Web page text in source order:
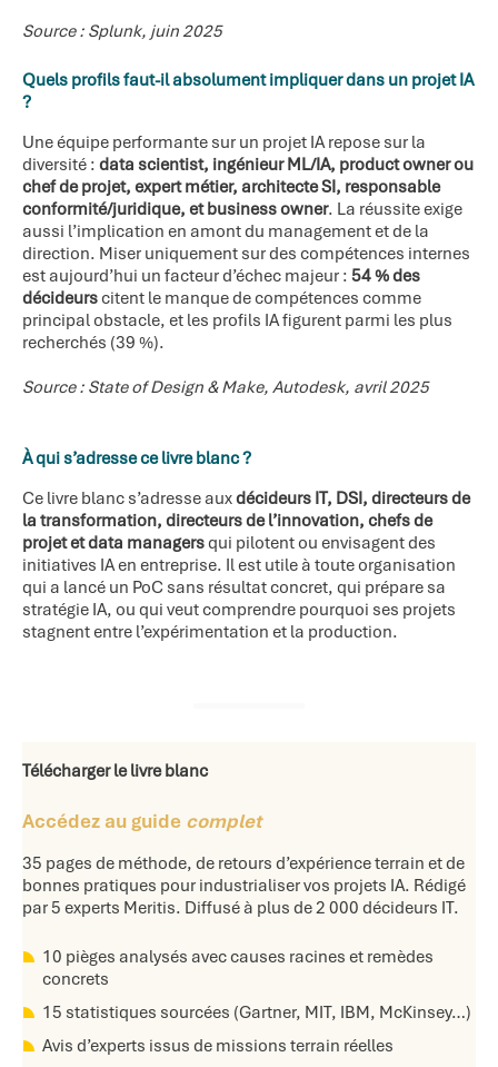
Source : Splunk, juin 2025
Quels profils faut-il absolument impliquer dans un projet IA
?
Une équipe performante sur un projet IA repose sur la
diversité : data scientist, ingénieur ML/IA, product owner ou
chef de projet, expert métier, architecte SI, responsable
conformité/juridique, et business owner. La réussite exige
aussi l’implication en amont du management et de la
direction. Miser uniquement sur des compétences internes
est aujourd’hui un facteur d’échec majeur : 54 % des
décideurscitent le manque de compétences comme
principal obstacle, et les profils IA figurent parmi les plus
recherchés (39 %).
Source : State of Design & Make, Autodesk, avril 2025
À qui s’adresse ce livre blanc ?
Ce livre blanc s’adresse auxdécideurs IT, DSI, directeurs de
la transformation, directeurs de l’innovation, chefs de
projet et data managersqui pilotent ou envisagent des
initiatives IA en entreprise. Il est utile à toute organisation
qui a lancé un PoC sans résultat concret, qui prépare sa
stratégie IA, ou qui veut comprendre pourquoi ses projets
stagnent entre l’expérimentation et la production.
Télécharger le livre blanc
Accédez au guide complet
35 pages de méthode, de retours d’expérience terrain et de
bonnes pratiques pour industrialiser vos projets IA. Rédigé
par 5 experts Meritis. Diffusé à plus de 2 000 décideurs IT.
10 pièges analysés avec causes racines et remèdes
concrets
15 statistiques sourcées (Gartner, MIT, IBM, McKinsey…)
Avis d’experts issus de missions terrain réelles